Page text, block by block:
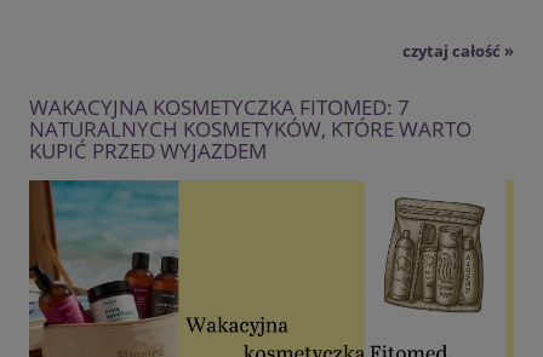
czytaj całość »
WAKACYJNA KOSMETYCZKA FITOMED: 7
NATURALNYCH KOSMETYKÓW, KTÓRE WARTO
KUPIĆ PRZED WYJAZDEM